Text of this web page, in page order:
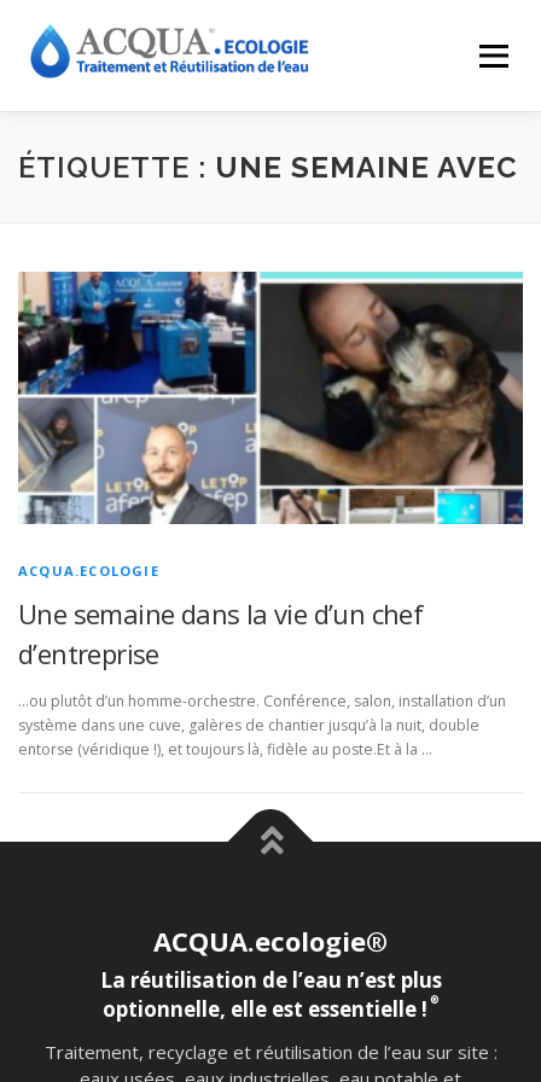
Menu
RESSOURCES CONTACT ACQUA-SHOP
ÉTIQUETTE : UNE SEMAINE AVEC
ACQUA.ECOLOGIE
Une semaine dans la vie d’un chef
d’entreprise
…ou plutôt d’un homme-orchestre. Conférence, salon, installation d’un
système dans une cuve, galères de chantier jusqu’à la nuit, double
entorse (véridique !), et toujours là, fidèle au poste.Et à la …
ACQUA.ecologie®
La réutilisation de l’eau n’est plus
optionnelle, elle est essentielle ! ®
Traitement, recyclage et réutilisation de l’eau sur site :